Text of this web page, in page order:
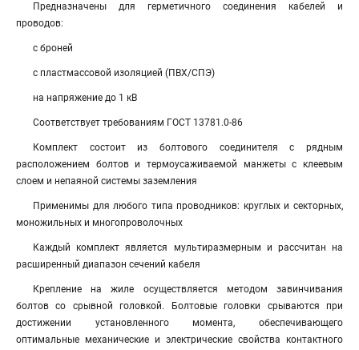
Предназначены для герметичного соединения кабелей и
проводов:
с броней
с пластмассовой изоляцией (ПВХ/СПЭ)
на напряжение до 1 кВ
Соответствует требованиям ГОСТ 13781.0-86
Комплект состоит из болтового соединителя с рядным
расположением болтов и термоусаживаемой манжеты с клеевым
слоем и непаяной системы заземления
Применимы для любого типа проводников: круглых и секторных,
моножильных и многопроволочных
Каждый комплект является мультиразмерным и рассчитан на
расширенный диапазон сечений кабеля
Крепление на жиле осуществляется методом завинчивания
болтов со срывной головкой. Болтовые головки срываются при
достижении установленного момента, обеспечивающего
оптимальные механические и электрические свойства контактного